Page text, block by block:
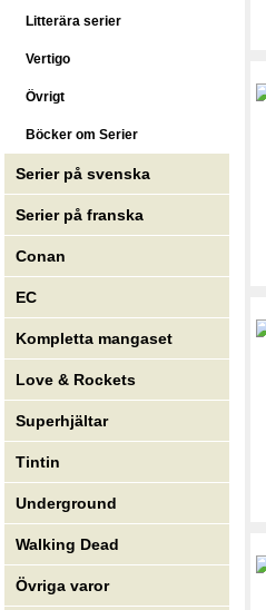
Litterära serier
Vertigo
Övrigt
Böcker om Serier
Serier på svenska
Serier på franska
Conan
EC
Kompletta mangaset
Love & Rockets
Superhjältar
Tintin
Underground
Walking Dead
Övriga varor